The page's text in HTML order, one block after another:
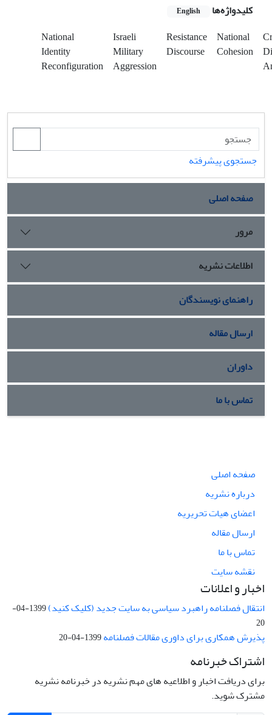
کلیدواژه‌ها English
National
Identity
Reconfiguration
Israeli
Military
Aggression
Resistance
Discourse
National
Cohesion
جستجوی پیشرفته
صفحه اصلی
مرور
اطلاعات نشریه
راهنمای نویسندگان
ارسال مقاله
داوران
تماس با ما
صفحه اصلی
درباره نشریه
اعضای هیات تحریریه
ارسال مقاله
تماس با ما
نقشه سایت
اخبار و اعلانات
انتقال فصلنامه راهبرد سیاسی به سایت جدید (کلیک کنید)
1399-04-
20
پذیرش همکاری برای داوری مقالات فصلنامه1399-04-20
اشتراک خبرنامه
برای دریافت اخبار و اطلاعیه های مهم نشریه در خبرنامه نشریه
مشترک شوید.